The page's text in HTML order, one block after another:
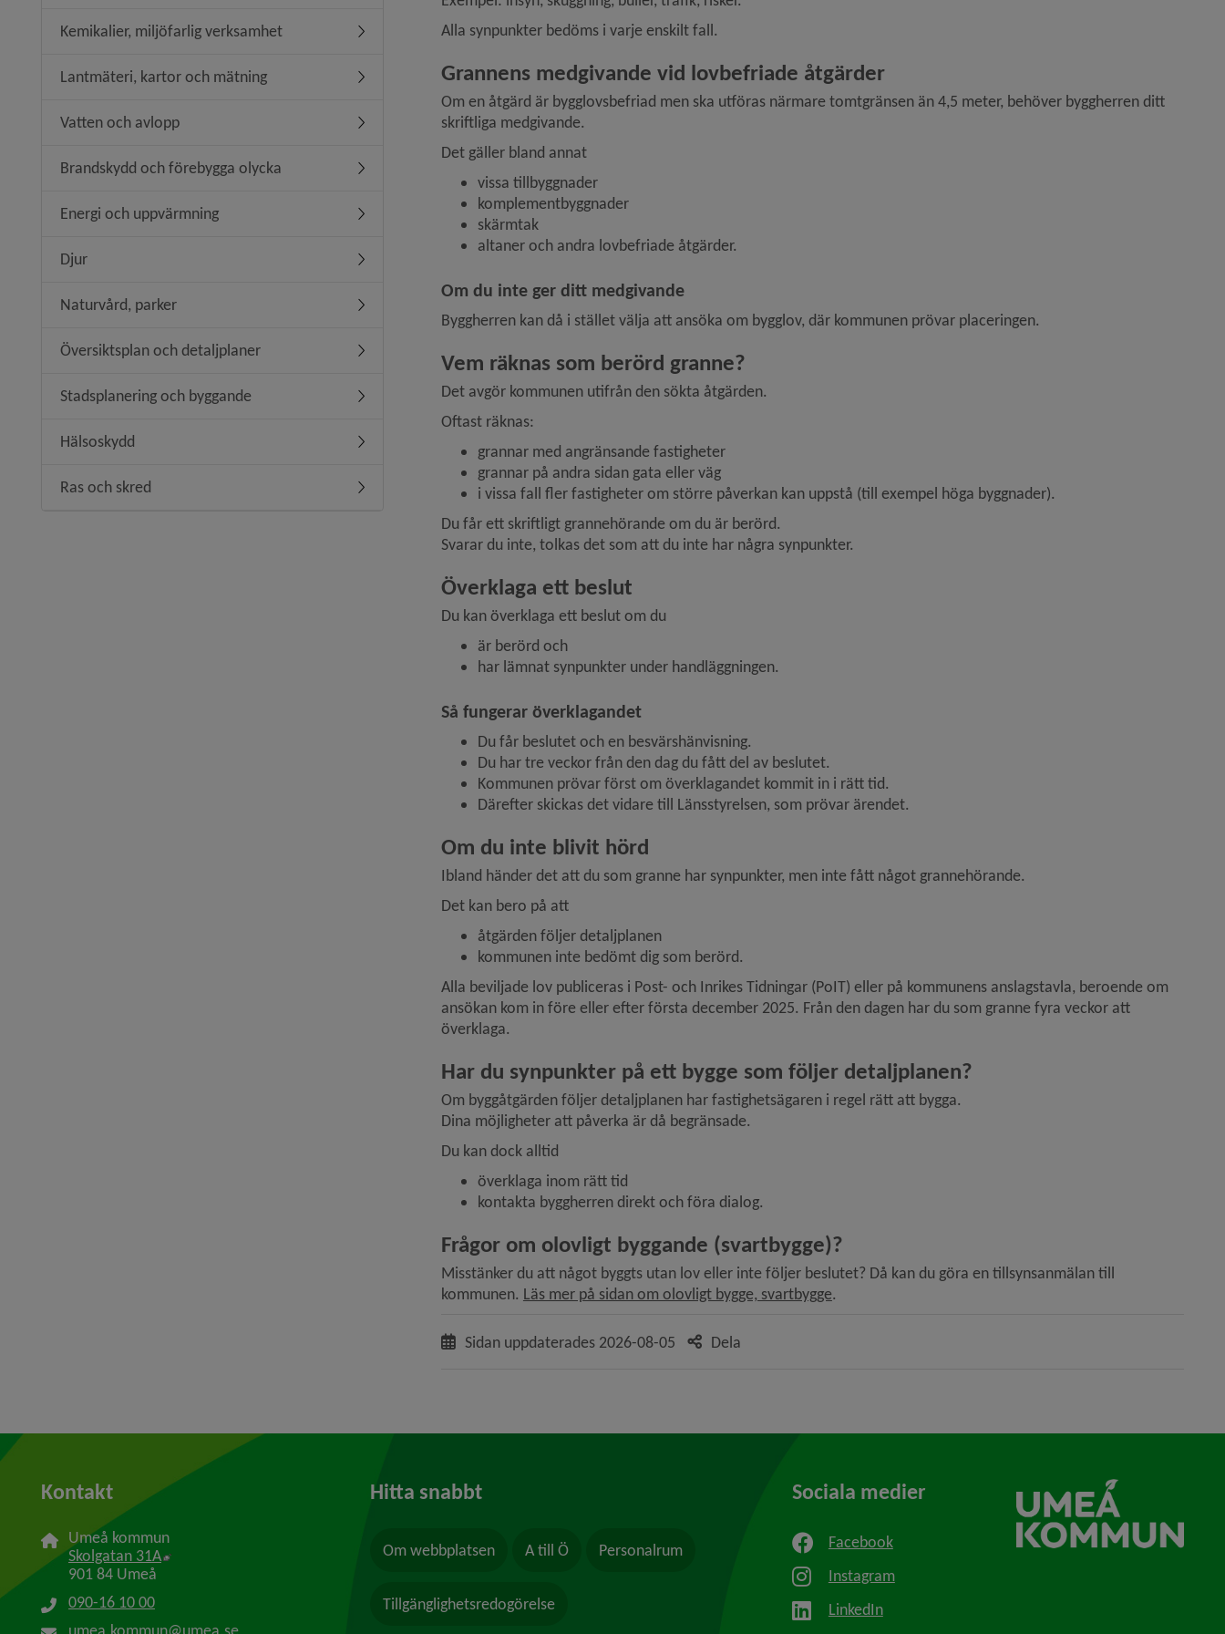
Kemikalier, miljöfarlig verksamhet Undermeny för Kemikalier, miljöfarlig verksamhet
Lantmäteri, kartor och mätning Undermeny för Lantmäteri, kartor och mätning
Vatten och avlopp Undermeny för Vatten och avlopp
Brandskydd och förebygga olycka Undermeny för Brandskydd och förebygga olycka
Energi och uppvärmning Undermeny för Energi och uppvärmning
Djur Undermeny för Djur
Naturvård, parker Undermeny för Naturvård, parker
Översiktsplan och detaljplaner Undermeny för Översiktsplan och detaljplaner
Stadsplanering och byggande Undermeny för Stadsplanering och byggande
Hälsoskydd Undermeny för Hälsoskydd
Ras och skred Undermeny för Ras och skred
Alla synpunkter bedöms i varje enskilt fall.
Grannens medgivande vid lovbefriade åtgärder
Om en åtgärd är bygglovsbefriad men ska utföras närmare tomtgränsen än 4,5 meter, behöver byggherren ditt
skriftliga medgivande.
Det gäller bland annat
vissa tillbyggnader
komplementbyggnader
skärmtak
altaner och andra lovbefriade åtgärder.
Om du inte ger ditt medgivande
Byggherren kan då i stället välja att ansöka om bygglov, där kommunen prövar placeringen.
Vem räknas som berörd granne?
Det avgör kommunen utifrån den sökta åtgärden.
Oftast räknas:
grannar med angränsande fastigheter
grannar på andra sidan gata eller väg
i vissa fall fler fastigheter om större påverkan kan uppstå (till exempel höga byggnader).
Du får ett skriftligt grannehörande om du är berörd.
Svarar du inte, tolkas det som att du inte har några synpunkter.
Överklaga ett beslut
Du kan överklaga ett beslut om du
är berörd och
har lämnat synpunkter under handläggningen.
Så fungerar överklagandet
Du får beslutet och en besvärshänvisning.
Du har tre veckor från den dag du fått del av beslutet.
Kommunen prövar först om överklagandet kommit in i rätt tid.
Därefter skickas det vidare till Länsstyrelsen, som prövar ärendet.
Om du inte blivit hörd
Ibland händer det att du som granne har synpunkter, men inte fått något grannehörande.
Det kan bero på att
åtgärden följer detaljplanen
kommunen inte bedömt dig som berörd.
Alla beviljade lov publiceras i Post- och Inrikes Tidningar (PoIT) eller på kommunens anslagstavla, beroende om
ansökan kom in före eller efter första december 2025. Från den dagen har du som granne fyra veckor att
överklaga.
Har du synpunkter på ett bygge som följer detaljplanen?
Om byggåtgärden följer detaljplanen har fastighetsägaren i regel rätt att bygga.
Dina möjligheter att påverka är då begränsade.
Du kan dock alltid
överklaga inom rätt tid
kontakta byggherren direkt och föra dialog.
Frågor om olovligt byggande (svartbygge)?
Misstänker du att något byggts utan lov eller inte följer beslutet? Då kan du göra en tillsynsanmälan till
kommunen. Läs mer på sidan om olovligt bygge, svartbygge.
Sidan uppdaterades 2026-08-05 Dela
Kontakt
Umeå kommun
Skolgatan 31A Länk till annan webbplats, öppnas i nytt fönster.
901 84 Umeå
090-16 10 00
Hitta snabbt
Om webbplatsen A till Ö Personalrum
Tillgänglighetsredogörelse
Sociala medier
Facebook
Instagram
LinkedIn